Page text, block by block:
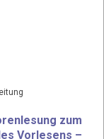
zum
Vorlesens –